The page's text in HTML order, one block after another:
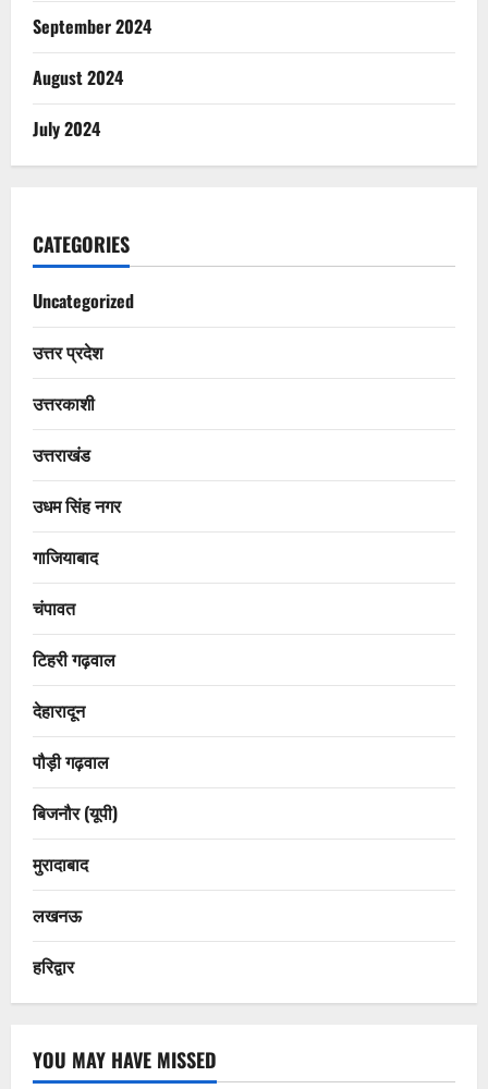
September 2024
August 2024
July 2024
CATEGORIES
Uncategorized
उत्तर प्रदेश
उत्तरकाशी
उत्तराखंड
उधम सिंह नगर
गाजियाबाद
चंपावत
टिहरी गढ़वाल
देहारादून
पौड़ी गढ़वाल
बिजनौर (यूपी)
मुरादाबाद
लखनऊ
हरिद्वार
YOU MAY HAVE MISSED